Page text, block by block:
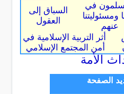
في
ومسئوليتنا
عنهم
السباق إلى
العقول
أثر التربية الإسلامية في
أمن المجتمع الإسلامي
الأمة
الصفحة